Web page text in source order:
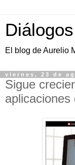
El blog de Aurelio
viernes, 23 de
Sigue
aplicaciones